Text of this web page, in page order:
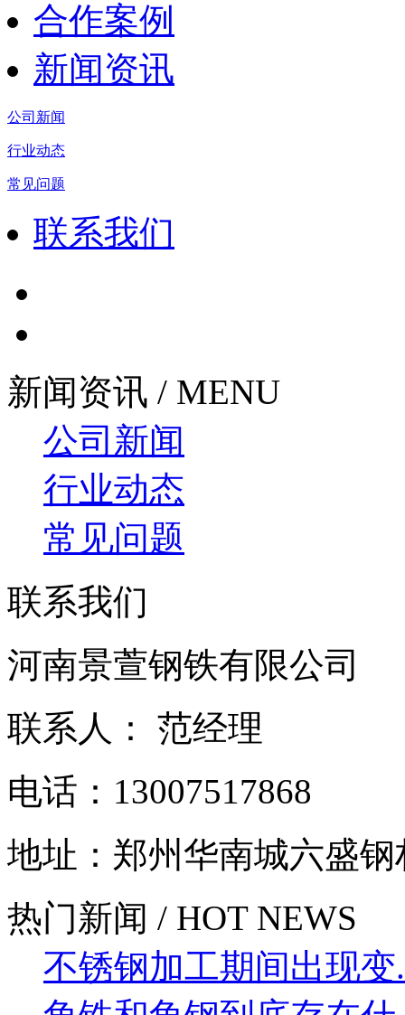
合作案例
新闻资讯
公司新闻
行业动态
常见问题
联系我们
新闻资讯 / MENU
公司新闻
行业动态
常见问题
联系我们
河南景萱钢铁有限公司
联系人： 范经理
电话：13007517868
地址：郑州华南城六盛
热门新闻 / HOT NEWS
不锈钢加工期间出现变